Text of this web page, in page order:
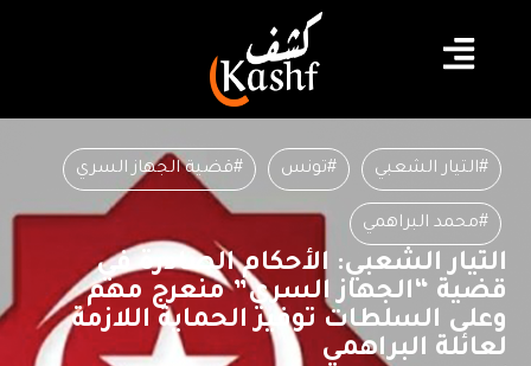
#التيار الشعبي #تونس #قضية الجهاز السري
#محمد البراهمي
التيار الشعبي: الأحكام الصادرة في
قضية “الجهاز السري” منعرج مهم
وعلى السلطات توفير الحماية اللازمة
لعائلة البراهمي